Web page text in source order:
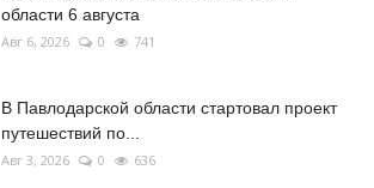
области 6 августа
Авг 6, 2026 0 741
В Павлодарской области стартовал проект
путешествий по...
Авг 3, 2026 0 636